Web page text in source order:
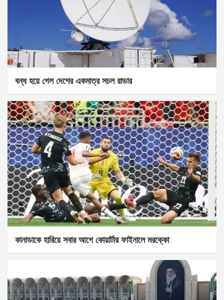
বন্ধ হয়ে গেল দেশের একমাত্র সচল রাডার
কানাডাকে হারিয়ে সবার আগে কোয়ার্টার ফাইনালে মরক্কো